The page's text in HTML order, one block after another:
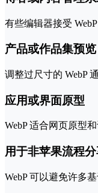
有些编辑器接受
产品或作品集预览
调整过尺寸的 WebP
应用或界面原型
WebP 适合网页原型
用于非苹果流程
WebP 可以避免许多